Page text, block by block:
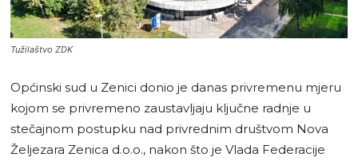
Tužilaštvo ZDK
Općinski sud u Zenici donio je danas privremenu mjeru
kojom se privremeno zaustavljaju ključne radnje u
stečajnom postupku nad privrednim društvom Nova
Željezara Zenica d.o.o., nakon što je Vlada Federacije